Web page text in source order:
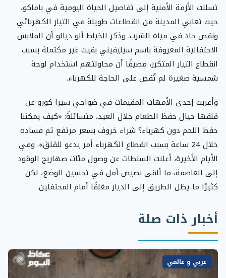
تسللت الأزمة الأمنية إلى تفاصيل الحياة اليومية في باماكو،
حيث تعاني المدينة من انقطاعات طويلة في التيار الكهربائي
ونقص حاد في مياه الشرب. وذكر الخياط ألو ديالو أن الملابس
الاحتفالية المعروفة باسم سيليفيني بقيت غير مكتملة بسبب
انقطاع التيار المتكرر، مضيفًا أن محاولتهم استخدام لوحة
شمسية صغيرة لم تُقضِ على الحاجة للكهرباء.
وأعربت إحدى الأمهات المقيمات في ضواحي سيرا كورو عن
قلقها حيال حفظ الطعام خلال العيد، متسائلةً: «كيف يمكننا
حفظ اللحم دون كهرباء؟ شراء خروف بسعر مرتفع ثم فساده
خلال 24 ساعة بسبب انقطاع الكهرباء أمر يدعو للقلق». وفي
الأيام الأخيرة، أعلنت السلطات عن وصول مئات صهاريج الوقود
إلى العاصمة، ما ألقى بصيص أمل في تحسين الوضع، لكن
كثيرًا ما يظل الطريق إلى الديار مغلقًا أمام المحتفلين.
أخبار ذات صلة
عربي و عالمي